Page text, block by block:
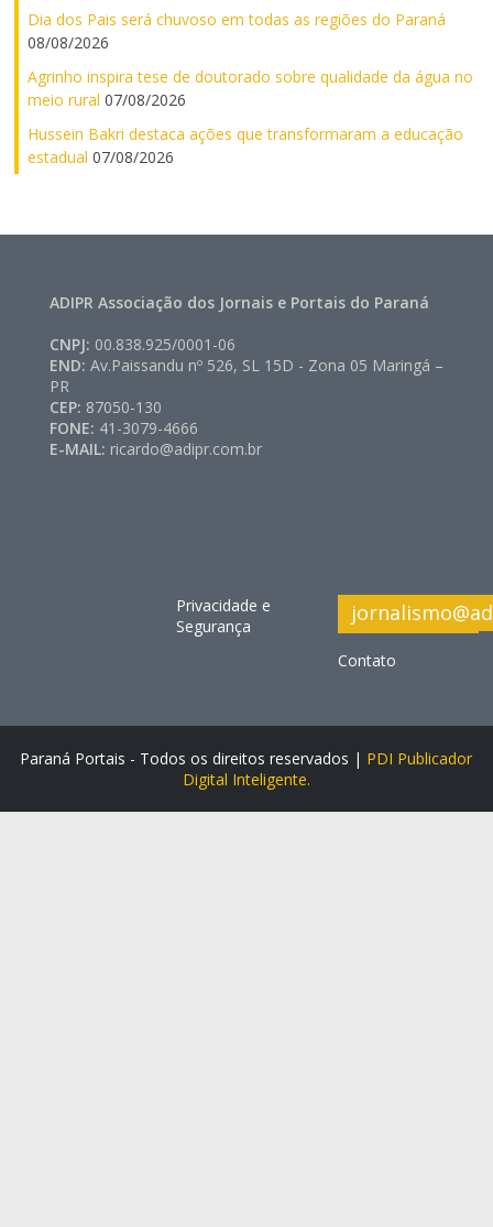
Dia dos Pais será chuvoso em todas as regiões do Paraná
08/08/2026
Agrinho inspira tese de doutorado sobre qualidade da água no
meio rural 07/08/2026
Hussein Bakri destaca ações que transformaram a educação
estadual 07/08/2026
ADIPR Associação dos Jornais e Portais do Paraná
CNPJ: 00.838.925/0001-06
END:Av.Paissandu nº 526, SL 15D - Zona 05 Maringá –
PR
CEP: 87050-130
FONE: 41-3079-4666
E-MAIL: ricardo@adipr.com.br
Privacidade e
Segurança
Contato
Paraná Portais - Todos os direitos reservados | PDI Publicador
Digital Inteligente.